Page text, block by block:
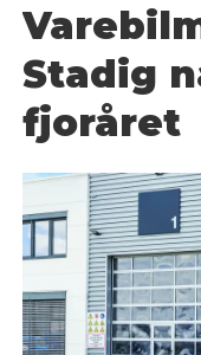
Stadig
fjoråret